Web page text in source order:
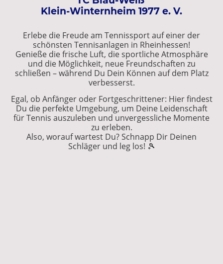
Klein-Winternheim 1977 e. V.
Erlebe die Freude am Tennissport auf einer der
schönsten Tennisanlagen in Rheinhessen!
Genieße die frische Luft, die sportliche Atmosphäre
und die Möglichkeit, neue Freundschaften zu
schließen – während Du Dein Können auf dem Platz
verbesserst.
Egal, ob Anfänger oder Fortgeschrittener: Hier findest
Du die perfekte Umgebung, um Deine Leidenschaft
für Tennis auszuleben und unvergessliche Momente
zu erleben.
Also, worauf wartest Du? Schnapp Dir Deinen
Schläger und leg los! 🎾